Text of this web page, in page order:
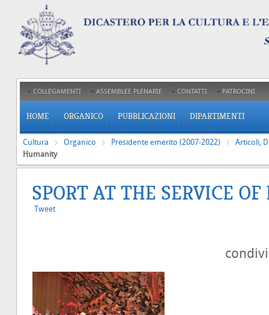
COLLEGAMENTI ASSEMBLEE PLENARIE CONTATTI PATROCINI
HOME ORGANICO PUBBLICAZIONI DIPARTIMENTI
Cultura Organico Presidente emerito (2007-2022)
Articoli,
Humanity
SPORT AT THE SERVICE
Tweet